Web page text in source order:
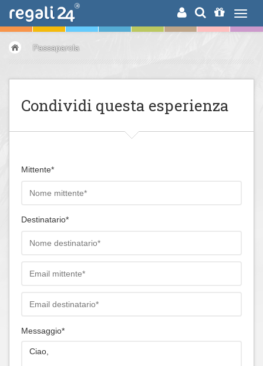
RICERCA
Passaparola
Condividi questa esperienza
Mittente*
Destinatario*
Messaggio*